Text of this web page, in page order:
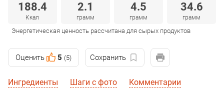
188.4
Ккал
2.1
грамм
4.5
грамм
34.6
грамм
Энергетическая ценность рассчитана для сырых продуктов
Оценить 5 (5) Сохранить
Ингредиенты Шаги с фото Комментарии